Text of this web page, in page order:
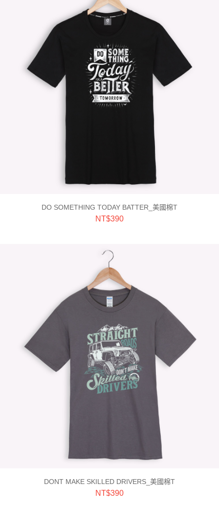
DO SOMETHING TODAY BATTER_美國棉T
NT$390
DONT MAKE SKILLED DRIVERS_美國棉T
NT$390